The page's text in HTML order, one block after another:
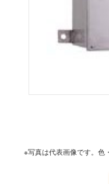
※写真は代表画像です。色